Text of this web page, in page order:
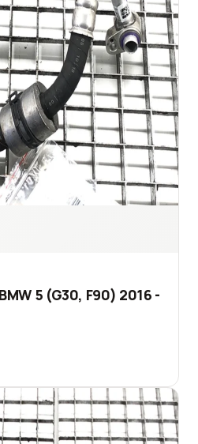
5 (G30, F90) 2016 -